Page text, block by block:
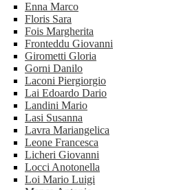
Enna Marco
Floris Sara
Fois Margherita
Fronteddu Giovanni
Girometti Gloria
Gorni Danilo
Laconi Piergiorgio
Lai Edoardo Dario
Landini Mario
Lasi Susanna
Lavra Mariangelica
Leone Francesca
Licheri Giovanni
Locci Anotonella
Loi Mario Luigi